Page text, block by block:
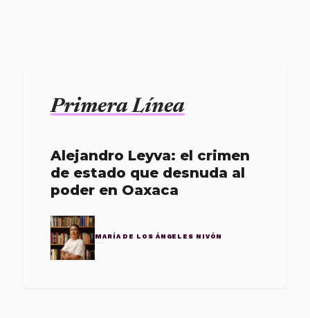
Primera Línea
Alejandro Leyva: el crimen
de estado que desnuda al
poder en Oaxaca
MARÍA DE LOS ÁNGELES NIVÓN